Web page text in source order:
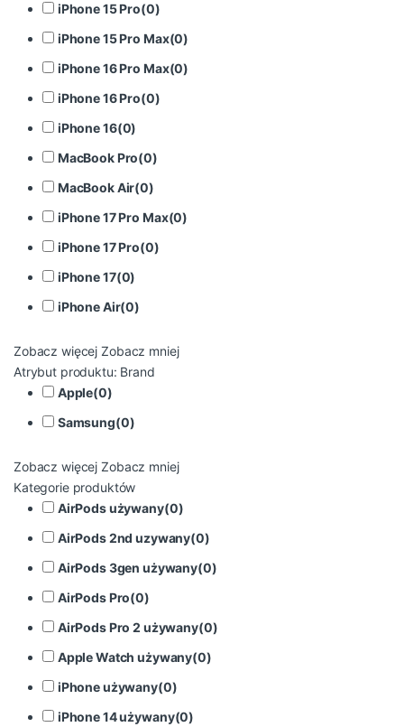
iPhone 15 Pro(0)
iPhone 15 Pro Max(0)
iPhone 16 Pro Max(0)
iPhone 16 Pro(0)
iPhone 16(0)
MacBook Pro(0)
MacBook Air(0)
iPhone 17 Pro Max(0)
iPhone 17 Pro(0)
iPhone 17(0)
iPhone Air(0)
Zobacz więcej Zobacz mniej
Atrybut produktu: Brand
Apple(0)
Samsung(0)
Zobacz więcej Zobacz mniej
Kategorie produktów
AirPods używany(0)
AirPods 2nd uzywany(0)
AirPods 3gen używany(0)
AirPods Pro(0)
AirPods Pro 2 używany(0)
Apple Watch używany(0)
iPhone używany(0)
iPhone 14 używany(0)